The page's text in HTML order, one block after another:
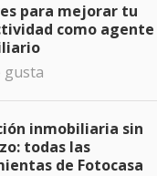
para mejorar tu
como agente
gusta
inmobiliaria sin
todas las
de Fotocasa